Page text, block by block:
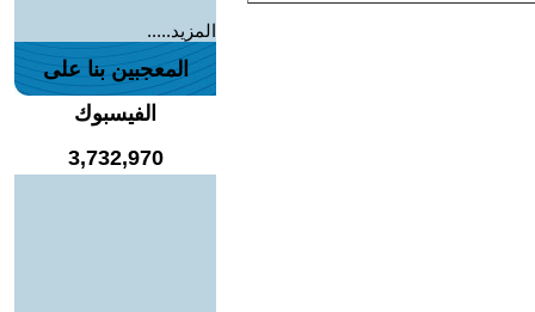
المزيد.....
المعجبين بنا على
الفيسبوك
3,732,970